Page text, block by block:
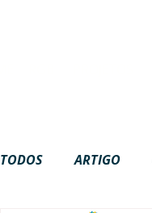
TODOS ARTIGO